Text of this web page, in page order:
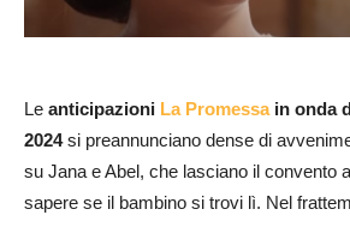
Le anticipazioni La Promessain onda
2024si preannunciano dense di
su Jana e Abel, che lasciano il convento
sapere se il bambino si trovi lì. Nel